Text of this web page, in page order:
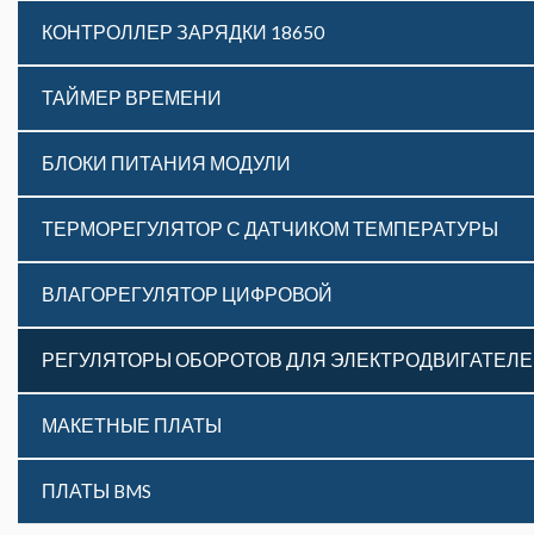
КОНТРОЛЛЕР ЗАРЯДКИ 18650
ТАЙМЕР ВРЕМЕНИ
БЛОКИ ПИТАНИЯ МОДУЛИ
ТЕРМОРЕГУЛЯТОР С ДАТЧИКОМ ТЕМПЕРАТУРЫ
ВЛАГОРЕГУЛЯТОР ЦИФРОВОЙ
РЕГУЛЯТОРЫ ОБОРОТОВ ДЛЯ
МАКЕТНЫЕ ПЛАТЫ
ПЛАТЫ BMS